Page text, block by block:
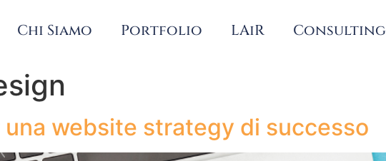
Chi Siamo Portfolio LAiR Consulting
website strategy di successo